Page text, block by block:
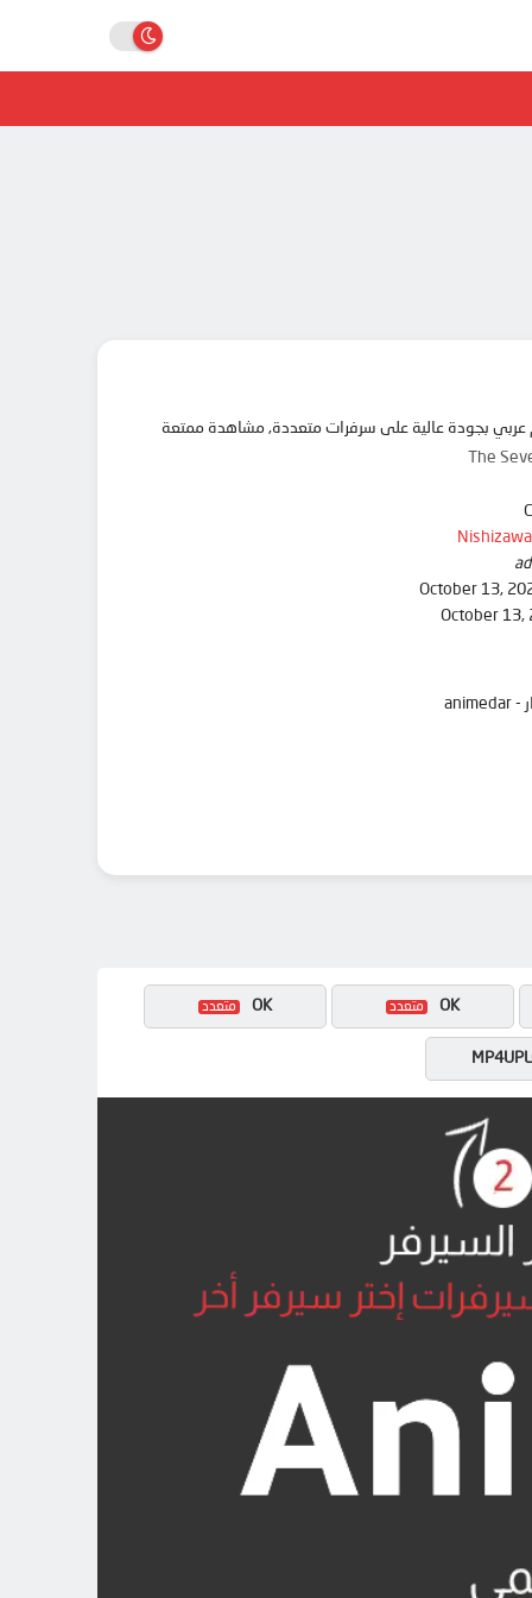
The
October 13,
October 13,
OK
OK